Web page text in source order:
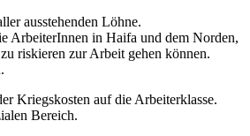
ausstehenden Löhne.
ArbeiterInnen in Haifa und dem Norden,
riskieren zur Arbeit gehen können.
Kriegskosten auf die Arbeiterklasse.
Bereich.